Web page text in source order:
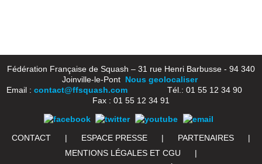
Fédération Française de Squash – 31 rue Henri Barbusse - 94 340
Joinville-le-Pont Nous geolocaliser
Email : contact@ffsquash.comTél.: 01 55 12 34 90
Fax : 01 55 12 34 91
CONTACT | ESPACE PRESSE | PARTENAIRES
|
MENTIONS LÉGALES ET CGU
|